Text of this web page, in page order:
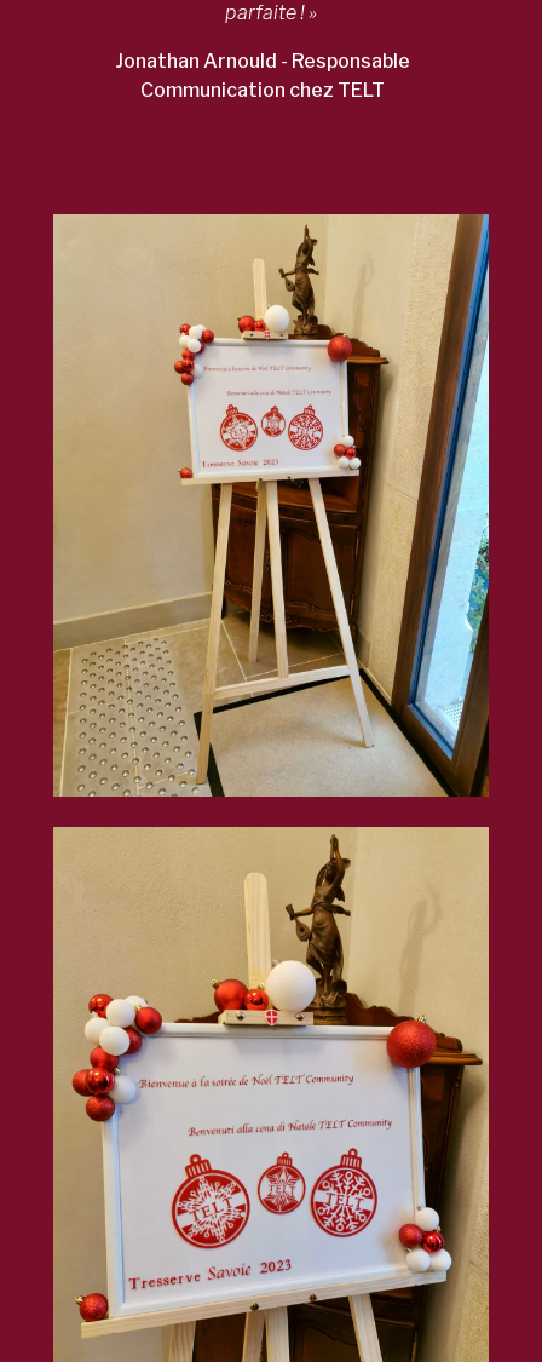
parfaite ! »
Jonathan Arnould - Responsable
Communication chez TELT